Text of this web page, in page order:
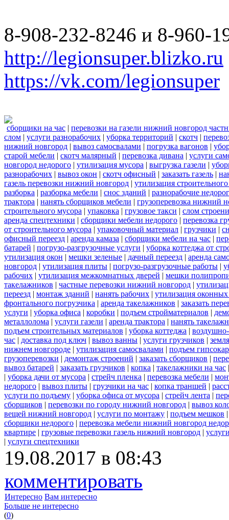
8-908-232-8246 и 8-960-
http://legionsuper.blizko.ru
https://vk.com/legionsuper
сборщики на час | перевозки на газели нижний новгород
слом | услуги разнорабочих | уборка территорий | скотч |
нижний новгород | вывоз самосвалами | погрузка вагонов |
старой мебели | скотч малярный | перевозка дивана | услуги
новгород недорого | утилизация мусора | выгрузка газели |
разнорабочих | вывоз окон | скотч офисный | заказать газель |
газель перевозки нижний новгород | утилизация
разборка | разборка мебели | снос зданий | разнорабочие
трактора | нанять сборщиков мебели | грузоперевозка нижний
строительного мусора | упаковка | грузовое такси | слом
аренда спецтехники | сборщики мебели недорого | перевозка
от строительного мусора | упаковочный материал | грузчики |
офисный переезд | аренда камаза | сборщики мебели на час |
батарей | погрузо-разгрузочные услуги | уборка коттеджа от
утилизация окон | мешки зеленые | дачный переезд | аренда
новгород | утилизация плиты | погрузо-разгрузочные работы |
рабочих | утилизация межкомнатных дверей | мешки
такелажников | частные перевозки нижний новгород |
переезд | монтаж зданий | нанять рабочих | утилизация
фронтального погрузчика | аренда такелажников | заказать
услуги | уборка офиса | коробки | подъем стройматериалов |
металлолома | услуги газели | аренда трактора | нанять
подъем строительных материалов | уборка коттеджа |
час | доставка под ключ | вывоз ванны | услуги грузчиков |
нижнем новгороде | утилизация самосвалами | подъем
грузоперевозки | демонтаж строений | заказать сборщиков |
вывоз батарей | заказать грузчиков | копка | такелажники на час
| уборка дачи от мусора | стрейч пленка | перевозка мебели |
недорого | вывоз плиты | грузчики на час | копка траншей |
услуги по подъему | уборка офиса от мусора | стрейч лента |
сборщиков | перевозки по городу нижний новгород | вывоз
вещей нижний новгород | услуги по монтажу | подъем мешков
сборщики недорого | перевозка мебели нижний новгород
квартире | грузовые перевозки газель нижний новгород |
| услуги спецтехники
19.08.2017 в 08:43
комментировать
Интересно Вам интересно
Больше не интересно
(0)